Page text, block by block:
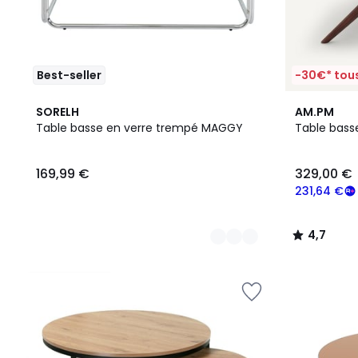
Best-seller
SORELH
Table basse en verre trempé MAGGY
€.
169,99 €
3
Couleurs
-30€*
AM.PM
Table
231,64 €
329,00 €
4,7
/ 5
4,7
/